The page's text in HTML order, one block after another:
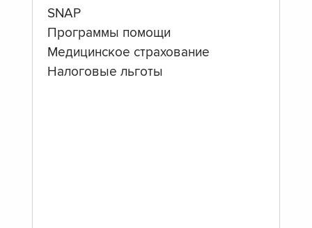
SNAP
Программы помощи
Медицинское страхование
Налоговые льготы